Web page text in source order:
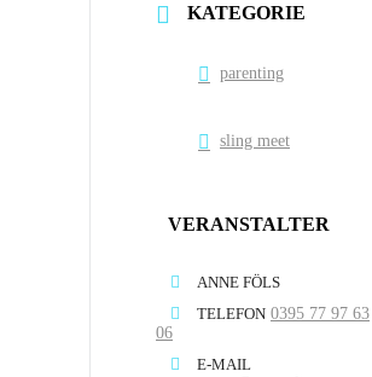
KATEGORIE
parenting
sling meet
VERANSTALTER
ANNE FÖLS
TELEFON 0395 77 97 63
06
E-MAIL